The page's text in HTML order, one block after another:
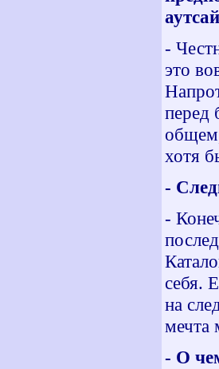
-
это
перед
хотя
-
-
себя.
на
мечта
- О